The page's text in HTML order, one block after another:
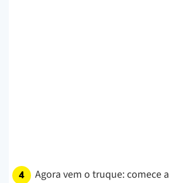
Agora vem o truque: comece